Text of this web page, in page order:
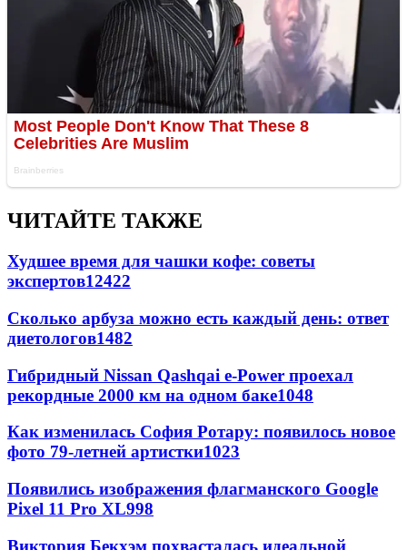
ЧИТАЙТЕ ТАКЖЕ
Худшее время для чашки кофе: советы
экспертов12422
Сколько арбуза можно есть каждый день: ответ
диетологов1482
Гибридный Nissan Qashqai e-Power проехал
рекордные 2000 км на одном баке1048
Как изменилась София Ротару: появилось новое
фото 79-летней артистки1023
Появились изображения флагманского Google
Pixel 11 Pro XL998
Виктория Бекхэм похвасталась идеальной